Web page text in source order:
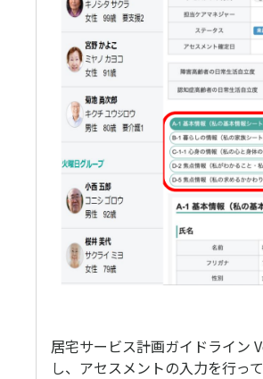
居宅サービス計画ガイドライン
し、アセスメントの入力を行っ